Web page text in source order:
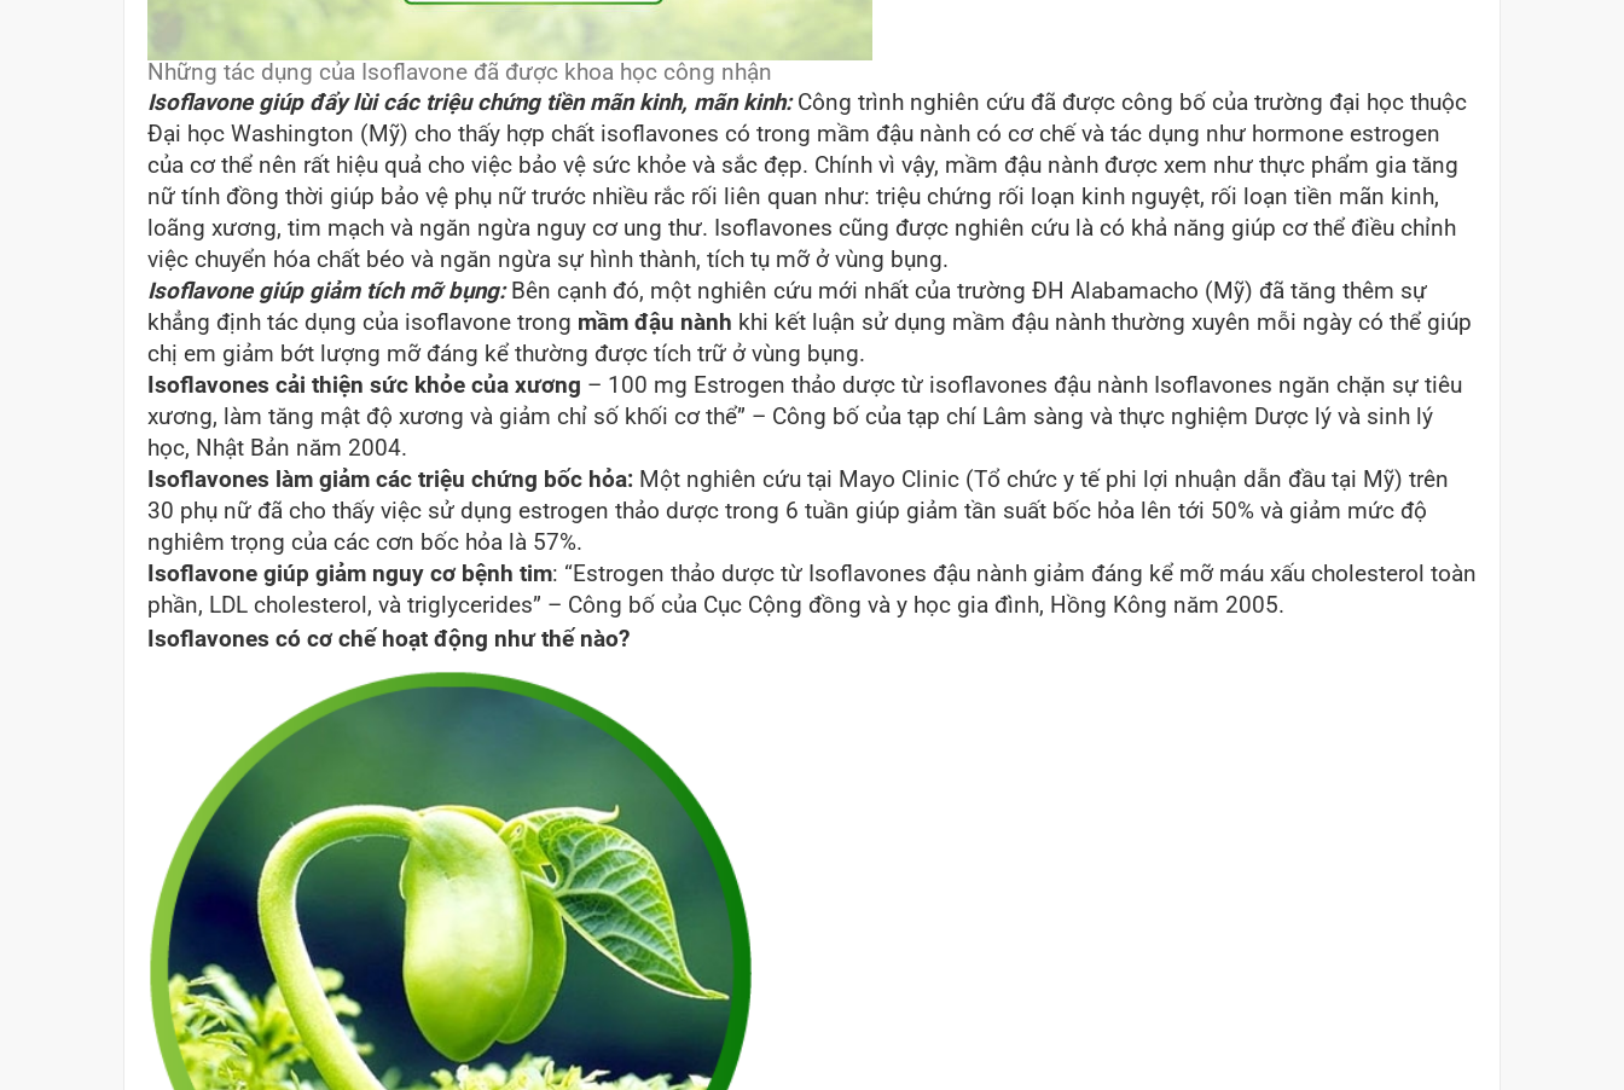
Những tác dụng của Isoflavone đã được khoa học công nhận
Isoflavone giúp đẩy lùi các triệu chứng tiền mãn kinh, mãn kinh:Công trình nghiên cứu đã được công bố của trường đại học thuộc
Đại học Washington (Mỹ) cho thấy hợp chất isoflavones có trong mầm đậu nành có cơ chế và tác dụng như hormone estrogen
của cơ thể nên rất hiệu quả cho việc bảo vệ sức khỏe và sắc đẹp. Chính vì vậy, mầm đậu nành được xem như thực phẩm gia tăng
nữ tính đồng thời giúp bảo vệ phụ nữ trước nhiều rắc rối liên quan như: triệu chứng rối loạn kinh nguyệt, rối loạn tiền mãn kinh,
loãng xương, tim mạch và ngăn ngừa nguy cơ ung thư. Isoflavones cũng được nghiên cứu là có khả năng giúp cơ thể điều chỉnh
việc chuyển hóa chất béo và ngăn ngừa sự hình thành, tích tụ mỡ ở vùng bụng.
Isoflavone giúp giảm tích mỡ bụng:Bên cạnh đó, một nghiên cứu mới nhất của trường ĐH Alabamacho (Mỹ) đã tăng thêm sự
khẳng định tác dụng của isoflavone trong mầm đậu nành khi kết luận sử dụng mầm đậu nành thường xuyên mỗi ngày có thể giúp
chị em giảm bớt lượng mỡ đáng kể thường được tích trữ ở vùng bụng.
Isoflavones cải thiện sức khỏe của xương – 100 mg Estrogen thảo dược từ isoflavones đậu nành Isoflavones ngăn chặn sự tiêu
xương, làm tăng mật độ xương và giảm chỉ số khối cơ thể” – Công bố của tạp chí Lâm sàng và thực nghiệm Dược lý và sinh lý
học, Nhật Bản năm 2004.
Isoflavones làm giảm các triệu chứng bốc hỏa: Một nghiên cứu tại Mayo Clinic (Tổ chức y tế phi lợi nhuận dẫn đầu tại Mỹ) trên
30 phụ nữ đã cho thấy việc sử dụng estrogen thảo dược trong 6 tuần giúp giảm tần suất bốc hỏa lên tới 50% và giảm mức độ
nghiêm trọng của các cơn bốc hỏa là 57%.
Isoflavone giúp giảm nguy cơ bệnh tim: “Estrogen thảo dược từ Isoflavones đậu nành giảm đáng kể mỡ máu xấu cholesterol toàn
phần, LDL cholesterol, và triglycerides” – Công bố của Cục Cộng đồng và y học gia đình, Hồng Kông năm 2005.
Isoflavones có cơ chế hoạt động như thế nào?